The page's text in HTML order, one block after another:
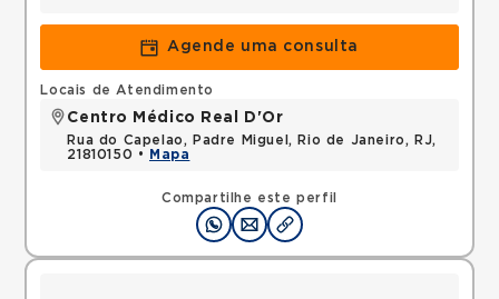
Agende uma consulta
Compartilhe este perfil
Locais de Atendimento
Centro Médico Real D'Or
Rua do Capelao, Padre Miguel, Rio de Janeiro, RJ,
21810150 •
Mapa